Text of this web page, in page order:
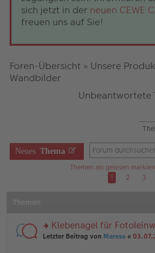
sich jetzt in der neuen CEWE
freuen uns auf Sie!
Foren-Übersicht » Unsere
Wandbilder
Unbeantwortete
Neues Thema
Themen als gelesen
1
2
3
rs
Klebenagel für
Letzter Beitrag von Maresa «